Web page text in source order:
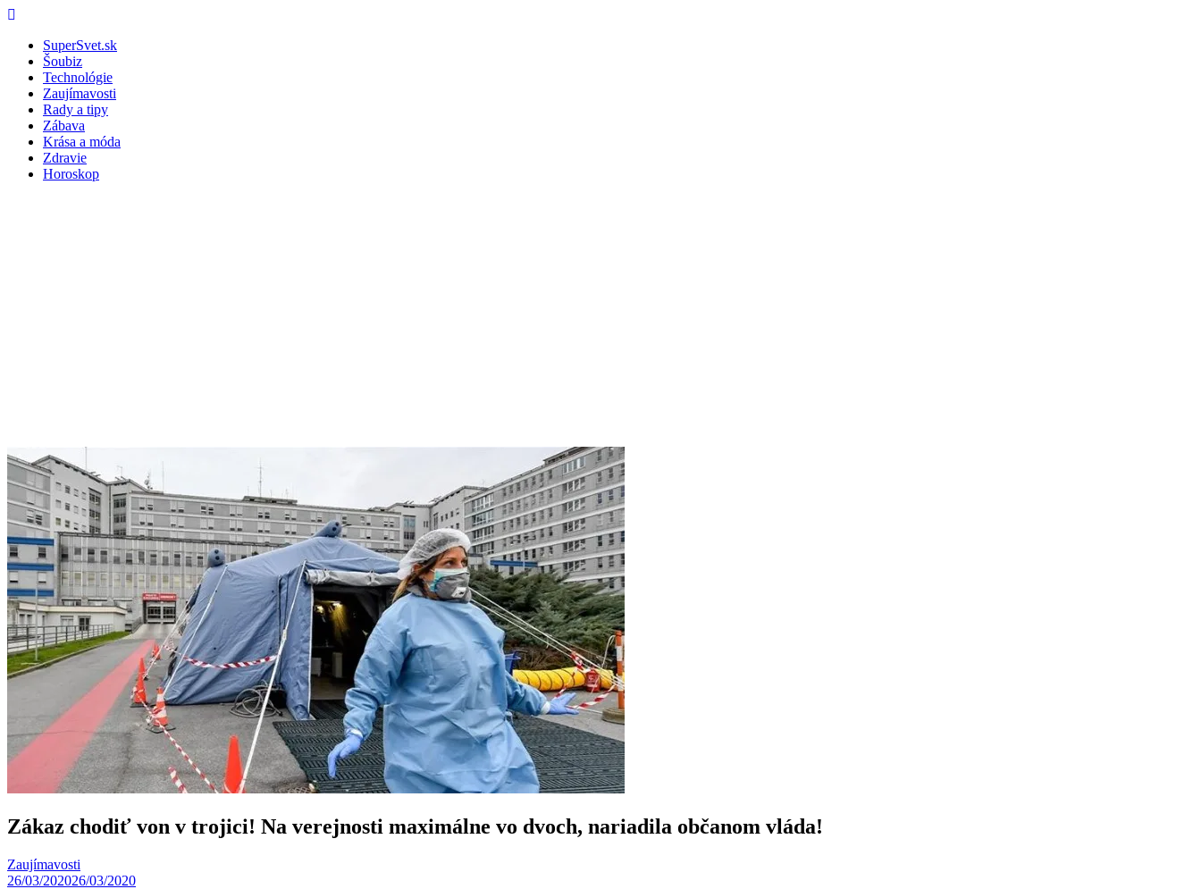
Skip
contentSuperSvet.sk
Šoubiz
Technológie
Zaujímavosti
Rady a tipy
Zábava
Krása a móda
Zdravie
Horoskop
Zákaz chodiť von v trojici! Na verejnosti maximálne vo dvoch, nariadila občanom vláda!
Zaujímavosti
26/03/202026/03/2020